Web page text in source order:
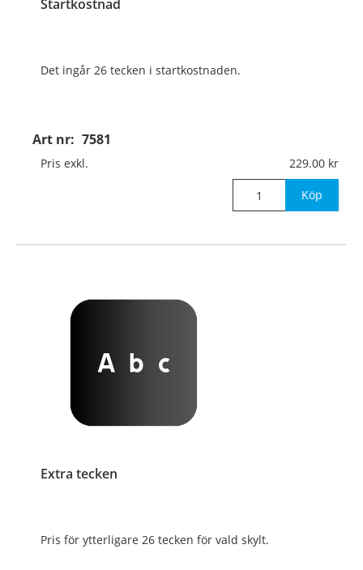
Startkostnad
Art nr: 7581
Det ingår 26 tecken i startkostnaden.
Pris exkl. 229.00
Köp
Extra tecken
Pris för ytterligare 26 tecken för vald skylt.